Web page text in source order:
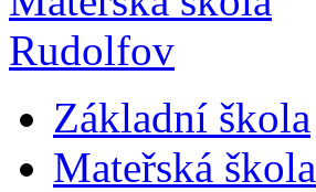
Základní škola
Mateřská škola